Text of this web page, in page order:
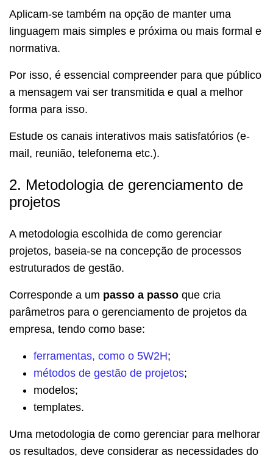
Aplicam-se também na opção de manter uma
linguagem mais simples e próxima ou mais formal e
normativa.
Por isso, é essencial compreender para que público
a mensagem vai ser transmitida e qual a melhor
forma para isso.
Estude os canais interativos mais satisfatórios (e-
mail, reunião, telefonema etc.).
2. Metodologia de gerenciamento de
projetos
A metodologia escolhida de como gerenciar
projetos, baseia-se na concepção de processos
estruturados de gestão.
Corresponde a um passo a passo que cria
parâmetros para o gerenciamento de projetos da
empresa, tendo como base:
ferramentas, como o 5W2H;
métodos de gestão de projetos;
modelos;
templates.
Uma metodologia de como gerenciar para melhorar
os resultados, deve considerar as necessidades do